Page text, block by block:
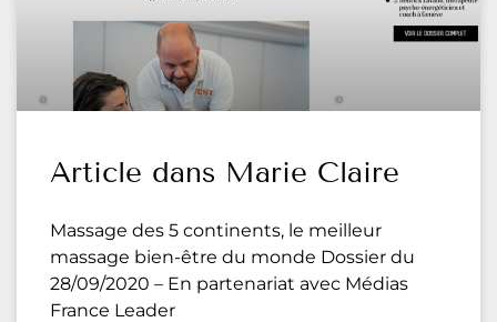
Article dans Marie Claire
Massage des 5 continents, le meilleur
massage bien-être du monde Dossier du
28/09/2020 – En partenariat avec Médias
France Leader